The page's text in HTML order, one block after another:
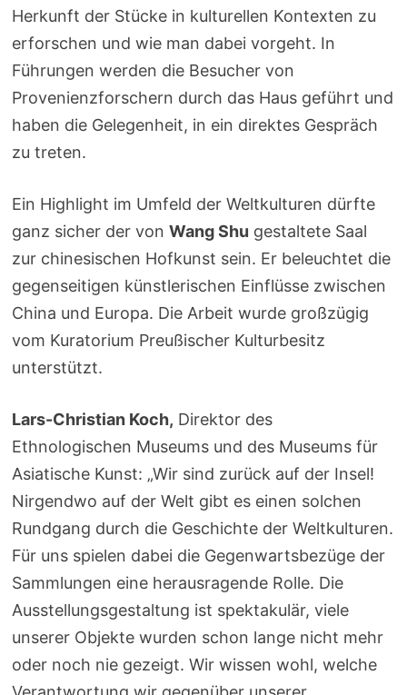
Herkunft der Stücke in kulturellen Kontexten zu
erforschen und wie man dabei vorgeht. In
Führungen werden die Besucher von
Provenienzforschern durch das Haus geführt und
haben die Gelegenheit, in ein direktes Gespräch
zu treten.
Ein Highlight im Umfeld der Weltkulturen dürfte
ganz sicher der von Wang Shu gestaltete Saal
zur chinesischen Hofkunst sein. Er beleuchtet die
gegenseitigen künstlerischen Einflüsse zwischen
China und Europa. Die Arbeit wurde großzügig
vom Kuratorium Preußischer Kulturbesitz
unterstützt.
Lars-Christian Koch, Direktor des
Ethnologischen Museums und des Museums für
Asiatische Kunst: „Wir sind zurück auf der Insel!
Nirgendwo auf der Welt gibt es einen solchen
Rundgang durch die Geschichte der Weltkulturen.
Für uns spielen dabei die Gegenwartsbezüge der
Sammlungen eine herausragende Rolle. Die
Ausstellungsgestaltung ist spektakulär, viele
unserer Objekte wurden schon lange nicht mehr
oder noch nie gezeigt. Wir wissen wohl, welche